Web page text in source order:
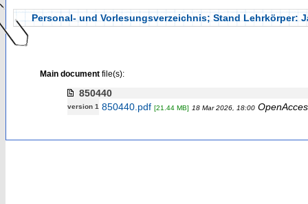
Personal- und Vorlesungsverzeichnis; Stand Lehrkörper:
Main documentfile(s):
850440
version 1 850440.pdf [21.44 MB] 18 Mar 2026, 18:00